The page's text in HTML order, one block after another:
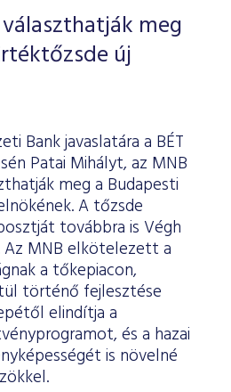
meg
új
Bank javaslatára a BÉT
Patai Mihályt, az MNB
meg a Budapesti
A tőzsde
továbbra is Végh
Az MNB elkötelezett a
a tőkepiacon,
történő fejlesztése
elindítja a
és a hazai
is növelné